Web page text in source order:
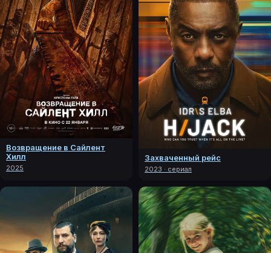
Возвращение в Сайлент
Хилл
2025
Захваченный рейс
2023 · сериал